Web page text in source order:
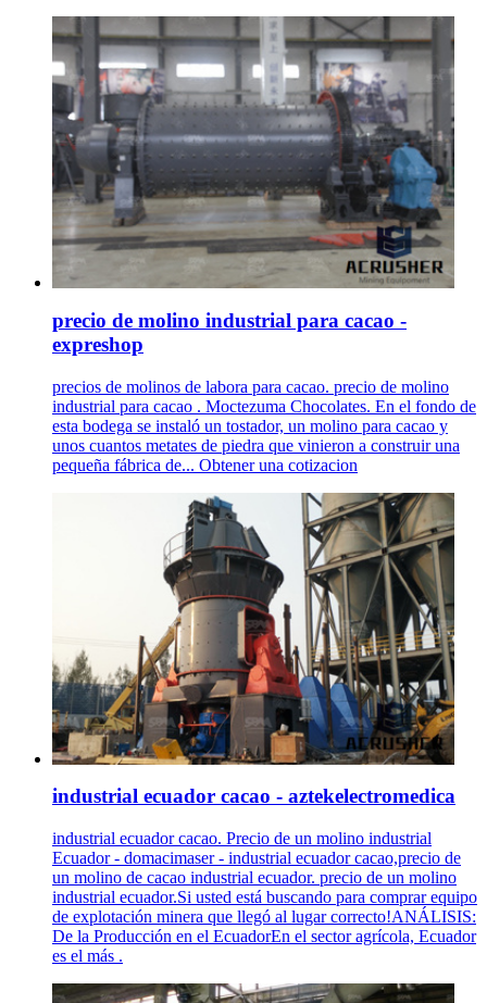
precio de molino industrial para cacao -
expreshop
precios de molinos de labora para cacao. precio de molino
industrial para cacao . Moctezuma Chocolates. En el fondo de
esta bodega se instaló un tostador, un molino para cacao y
unos cuantos metates de piedra que vinieron a construir una
pequeña fábrica de... Obtener una cotizacion
industrial ecuador cacao - aztekelectromedica
industrial ecuador cacao. Precio de un molino industrial
Ecuador - domacimaser - industrial ecuador cacao,precio de
un molino de cacao industrial ecuador. precio de un molino
industrial ecuador.Si usted está buscando para comprar equipo
de explotación minera que llegó al lugar correcto!ANÁLISIS:
De la Producción en el EcuadorEn el sector agrícola, Ecuador
es el más .